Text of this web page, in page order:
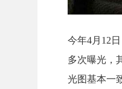
今年4月12
多次曝光，
光图基本一